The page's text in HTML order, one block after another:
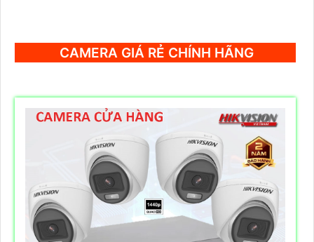
CAMERA GIÁ RẺ CHÍNH HÃNG